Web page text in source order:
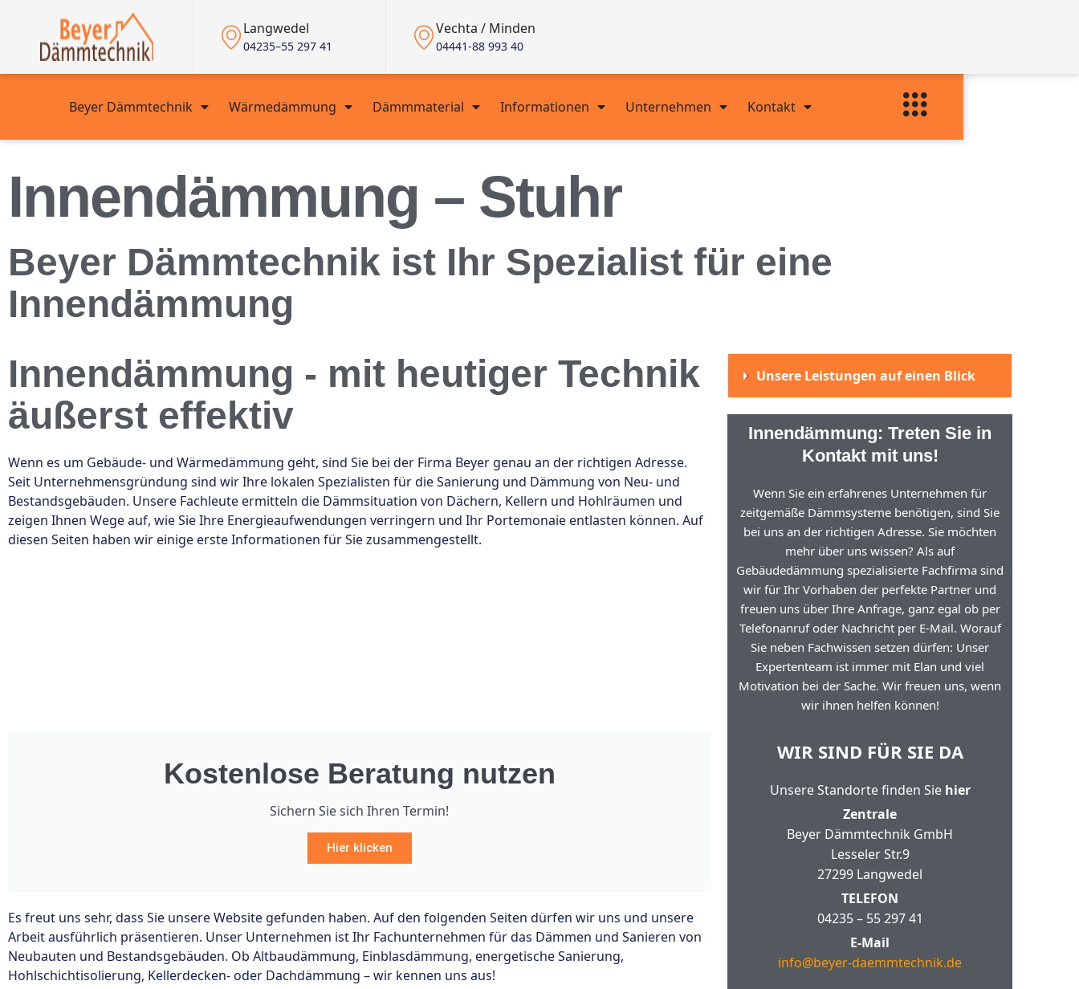
Langwedel
04235–55 297 41
Vechta / Minden
04441-88 993 40
Beyer Dämmtechnik Wärmedämmung Dämmmaterial Informationen Unternehmen Kontakt
Innendämmung – Stuhr
Beyer Dämmtechnik ist Ihr Spezialist für eine
Innendämmung
Innendämmung - mit heutiger Technik
äußerst effektiv
Wenn es um Gebäude- und Wärmedämmung geht, sind Sie bei der Firma Beyer genau an der richtigen Adresse.
Seit Unternehmensgründung sind wir Ihre lokalen Spezialisten für die Sanierung und Dämmung von Neu- und
Bestandsgebäuden. Unsere Fachleute ermitteln die Dämmsituation von Dächern, Kellern und Hohlräumen und
zeigen Ihnen Wege auf, wie Sie Ihre Energieaufwendungen verringern und Ihr Portemonaie entlasten können. Auf
diesen Seiten haben wir einige erste Informationen für Sie zusammengestellt.
Kostenlose Beratung nutzen
Sichern Sie sich Ihren Termin!
Hier klicken
Es freut uns sehr, dass Sie unsere Website gefunden haben. Auf den folgenden Seiten dürfen wir uns und unsere
Arbeit ausführlich präsentieren. Unser Unternehmen ist Ihr Fachunternehmen für das Dämmen und Sanieren von
Neubauten und Bestandsgebäuden. Ob Altbaudämmung, Einblasdämmung, energetische Sanierung,
Hohlschichtisolierung, Kellerdecken- oder Dachdämmung – wir kennen uns aus!
Unsere Leistungen auf einen Blick
Innendämmung: Treten Sie in
Kontakt mit uns!
Wenn Sie ein erfahrenes Unternehmen für
zeitgemäße Dämmsysteme benötigen, sind Sie
bei uns an der richtigen Adresse. Sie möchten
mehr über uns wissen? Als auf
Gebäudedämmung spezialisierte Fachfirma sind
wir für Ihr Vorhaben der perfekte Partner und
freuen uns über Ihre Anfrage, ganz egal ob per
Telefonanruf oder Nachricht per E-Mail. Worauf
Sie neben Fachwissen setzen dürfen: Unser
Expertenteam ist immer mit Elan und viel
Motivation bei der Sache. Wir freuen uns, wenn
wir ihnen helfen können!
WIR SIND FÜR SIE DA
Unsere Standorte finden Sie hier
Zentrale
Beyer Dämmtechnik GmbH
Lesseler Str.9
27299 Langwedel
TELEFON
04235 – 55 297 41
E-Mail
info@beyer-daemmtechnik.de